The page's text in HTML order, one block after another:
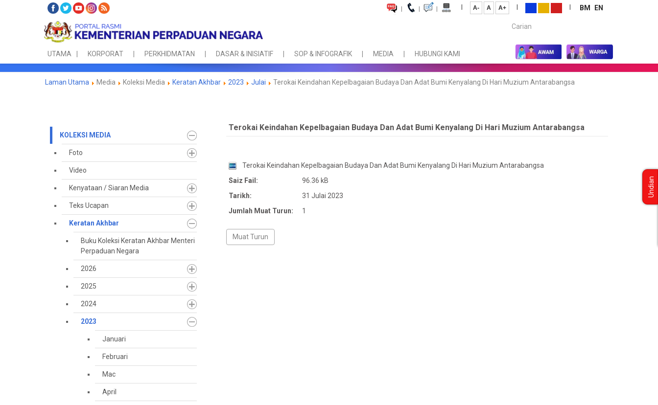
| | | | A- A A+ | | BM
EN
Carian...
UTAMA KORPORAT PERKHIDMATAN DASAR & INISIATIF SOP & INFOGRAFIK MEDIA HUBUNGI KAMI
Laman Utama Media Koleksi Media Keratan Akhbar 2023 Julai Terokai Keindahan Kepelbagaian Budaya Dan Adat Bumi Kenyalang Di Hari Muzium Antarabangsa
KOLEKSI MEDIA
Foto
Video
Kenyataan / Siaran Media
Teks Ucapan
Keratan Akhbar
Buku Koleksi Keratan Akhbar Menteri
Perpaduan Negara
2026
2025
2024
2023
Januari
Februari
Mac
April
Terokai Keindahan Kepelbagaian Budaya Dan Adat Bumi Kenyalang Di Hari Muzium Antarabangsa
Terokai Keindahan Kepelbagaian Budaya Dan Adat Bumi Kenyalang Di Hari Muzium Antarabangsa
Saiz Fail:
96.36 kB
Tarikh:
31 Julai 2023
Jumlah Muat Turun:
1
Undian